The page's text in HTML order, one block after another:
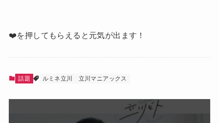
❤️を押してもらえると元気が出ます！
話題 ルミネ立川 立川マニアックス